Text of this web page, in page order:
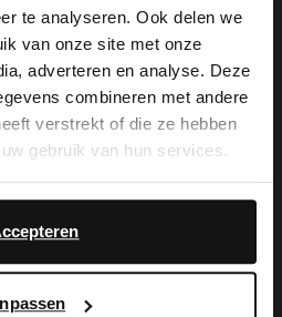
te analyseren. Ook delen we
van onze site met onze
adverteren en analyse. Deze
combineren met andere
verstrekt of die ze hebben
gebruik van hun services.
×
in English?
isn't Dutch. Would